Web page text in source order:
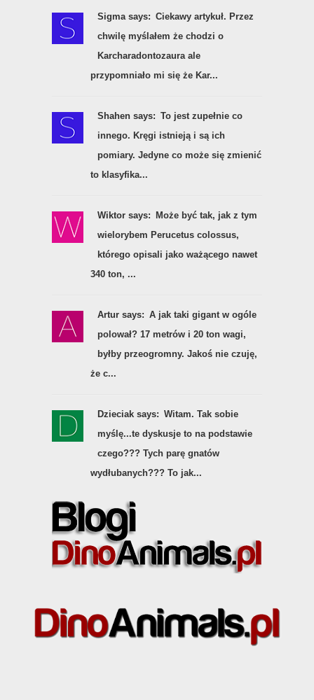
Sigma says: Ciekawy artykuł. Przez
chwilę myślałem że chodzi o
Karcharadontozaura ale
przypomniało mi się że Kar...
Shahen says: To jest zupełnie co
innego. Kręgi istnieją i są ich
pomiary. Jedyne co może się zmienić
to klasyfika...
Wiktor says:
Może być tak, jak z tym
wielorybem Perucetus colossus,
którego opisali jako ważącego nawet
340 ton, ...
Artur says: A jak taki gigant w ogóle
polował? 17 metrów i 20 ton wagi,
byłby przeogromny. Jakoś nie czuję,
że c...
Dzieciak says: Witam. Tak sobie
myślę...te dyskusje to na podstawie
czego??? Tych parę gnatów
wydłubanych??? To jak...